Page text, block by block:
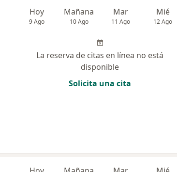
Hoy
9 Ago
Mañana
10 Ago
Mar
11 Ago
Mié
12 Ago
La reserva de citas en línea no está
disponible
Solicita una cita